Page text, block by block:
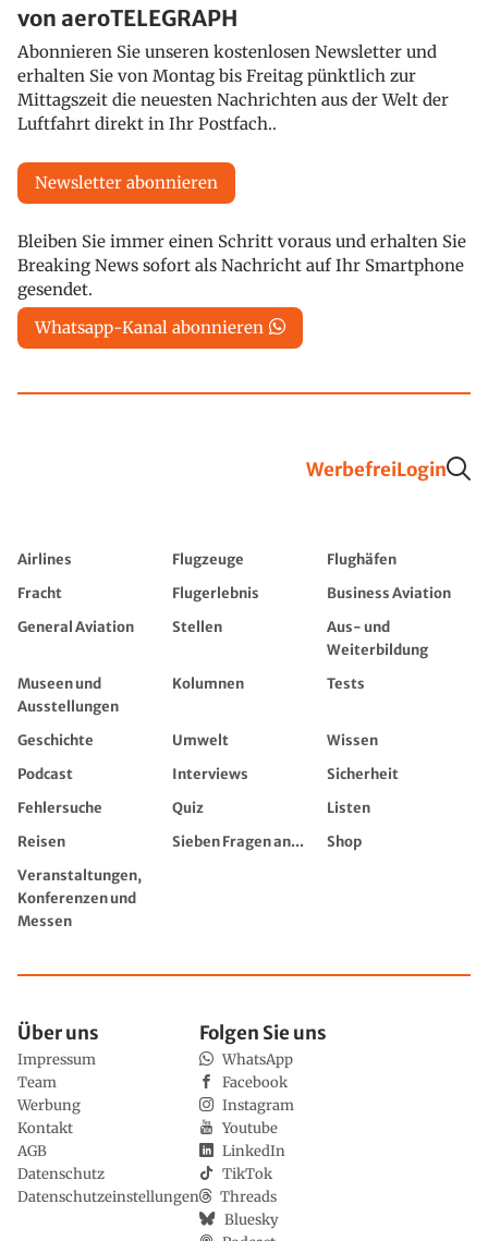
von aeroTELEGRAPH
Abonnieren Sie unseren kostenlosen Newsletter und
erhalten Sie von Montag bis Freitag pünktlich zur
Mittagszeit die neuesten Nachrichten aus der Welt der
Luftfahrt direkt in Ihr Postfach..
Newsletter abonnieren
Bleiben Sie immer einen Schritt voraus und erhalten Sie
Breaking News sofort als Nachricht auf Ihr Smartphone
gesendet.
Whatsapp-Kanal abonnieren
WerbefreiLogin
Airlines Flugzeuge
Flughäfen
Fracht
Flugerlebnis
Business Aviation
General Aviation
Stellen
Aus- und
Weiterbildung
Museen und
Ausstellungen
Kolumnen Tests
Geschichte Umwelt
Wissen
Podcast
Interviews
Sicherheit
Fehlersuche
Quiz
Listen
Reisen
Sieben Fragen an...
Shop
Veranstaltungen,
Konferenzen und
Messen
Über uns
Impressum
Team
Werbung
Kontakt
AGB
Datenschutz
Datenschutzeinstellungen
Folgen Sie uns
WhatsApp
Facebook
Instagram
Youtube
LinkedIn
TikTok
Threads
Bluesky